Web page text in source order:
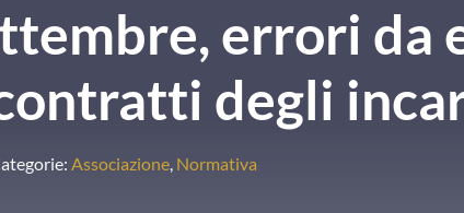
errori da
degli
Associazione, Normativa